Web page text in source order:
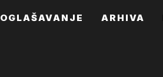
OGLAŠAVANJE ARHIVA